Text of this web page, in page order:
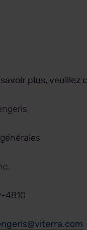
plus, veuillez
Flengeris
générales
Inc.
4810